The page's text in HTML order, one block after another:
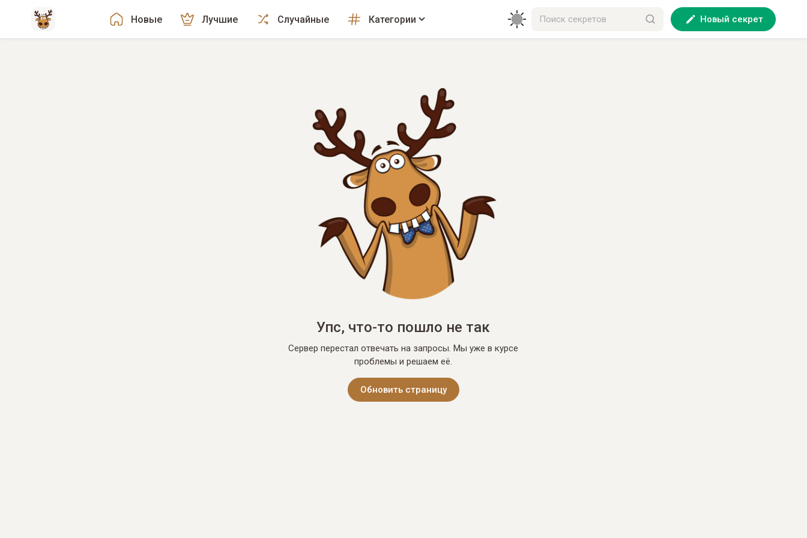
Новые Лучшие Случайные Категории Новый секрет
Упс, что-то пошло не так
Сервер перестал отвечать на запросы. Мы уже в курсе
проблемы и решаем её.
Обновить страницу